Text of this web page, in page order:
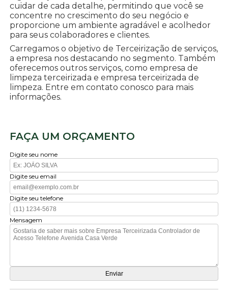
cuidar de cada detalhe, permitindo que você se
concentre no crescimento do seu negócio e
proporcione um ambiente agradável e acolhedor
para seus colaboradores e clientes.
Carregamos o objetivo de Terceirização de serviços,
a empresa nos destacando no segmento. Também
oferecemos outros serviços, como empresa de
limpeza terceirizada e empresa terceirizada de
limpeza. Entre em contato conosco para mais
informações.
FAÇA UM ORÇAMENTO
Digite seu nome
Digite seu email
Digite seu telefone
Mensagem